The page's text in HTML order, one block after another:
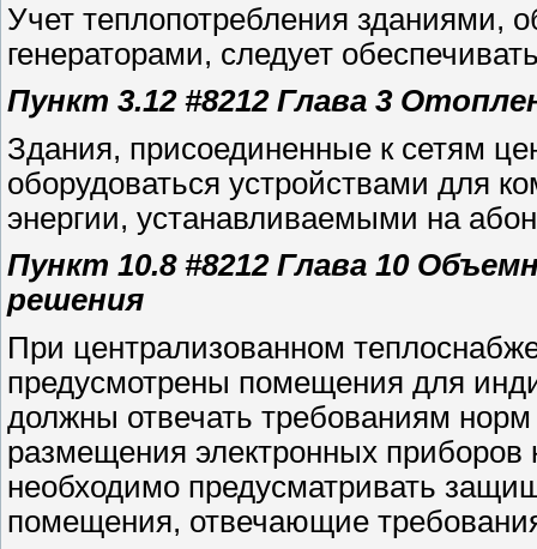
Учет теплопотребления зданиями,
генераторами, следует
Пункт 3.12 #8212 Глава 3
Здания, присоединенные к сетям
оборудоваться устройствами для
энергии, устанавливаемыми на
Пункт 10.8 #8212 Глава 10
решения
При централизованном
предусмотрены помещения для
должны отвечать требованиям
размещения электронных приборов
необходимо предусматривать
помещения, отвечающие